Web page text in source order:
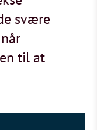
svære
til at